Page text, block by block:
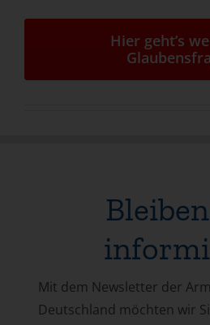
Hier geht’s
Mit dem Newsletter der
Deutschland möchten wir